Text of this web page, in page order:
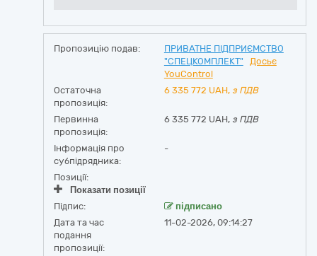
Пропозицію подав:
ПРИВАТНЕ ПІДПРИЄМСТВО
"СПЕЦКОМПЛЕКТ"
Досьє
YouControl
Остаточна
пропозиція:
6 335 772 UAH, з ПДВ
Первинна
пропозиція:
6 335 772 UAH, з ПДВ
Інформація про
субпідрядника:
-
Позиції:
Показати позиції
Підпис:
підписано
Дата та час
подання
пропозиції:
11-02-2026, 09:14:27